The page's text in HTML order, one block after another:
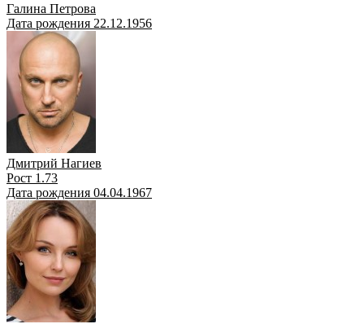
Галина Петрова
Дата рождения 22.12.1956
Дмитрий Нагиев
Рост 1.73
Дата рождения 04.04.1967